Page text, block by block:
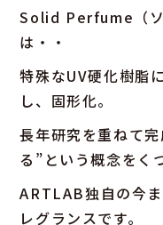
Solid Perfume（ソ
は・・
特殊なUV硬化樹脂
し、固形化。
長年研究を重ねて
る”という概念をく
ARTLAB独自の今
レグランスです。